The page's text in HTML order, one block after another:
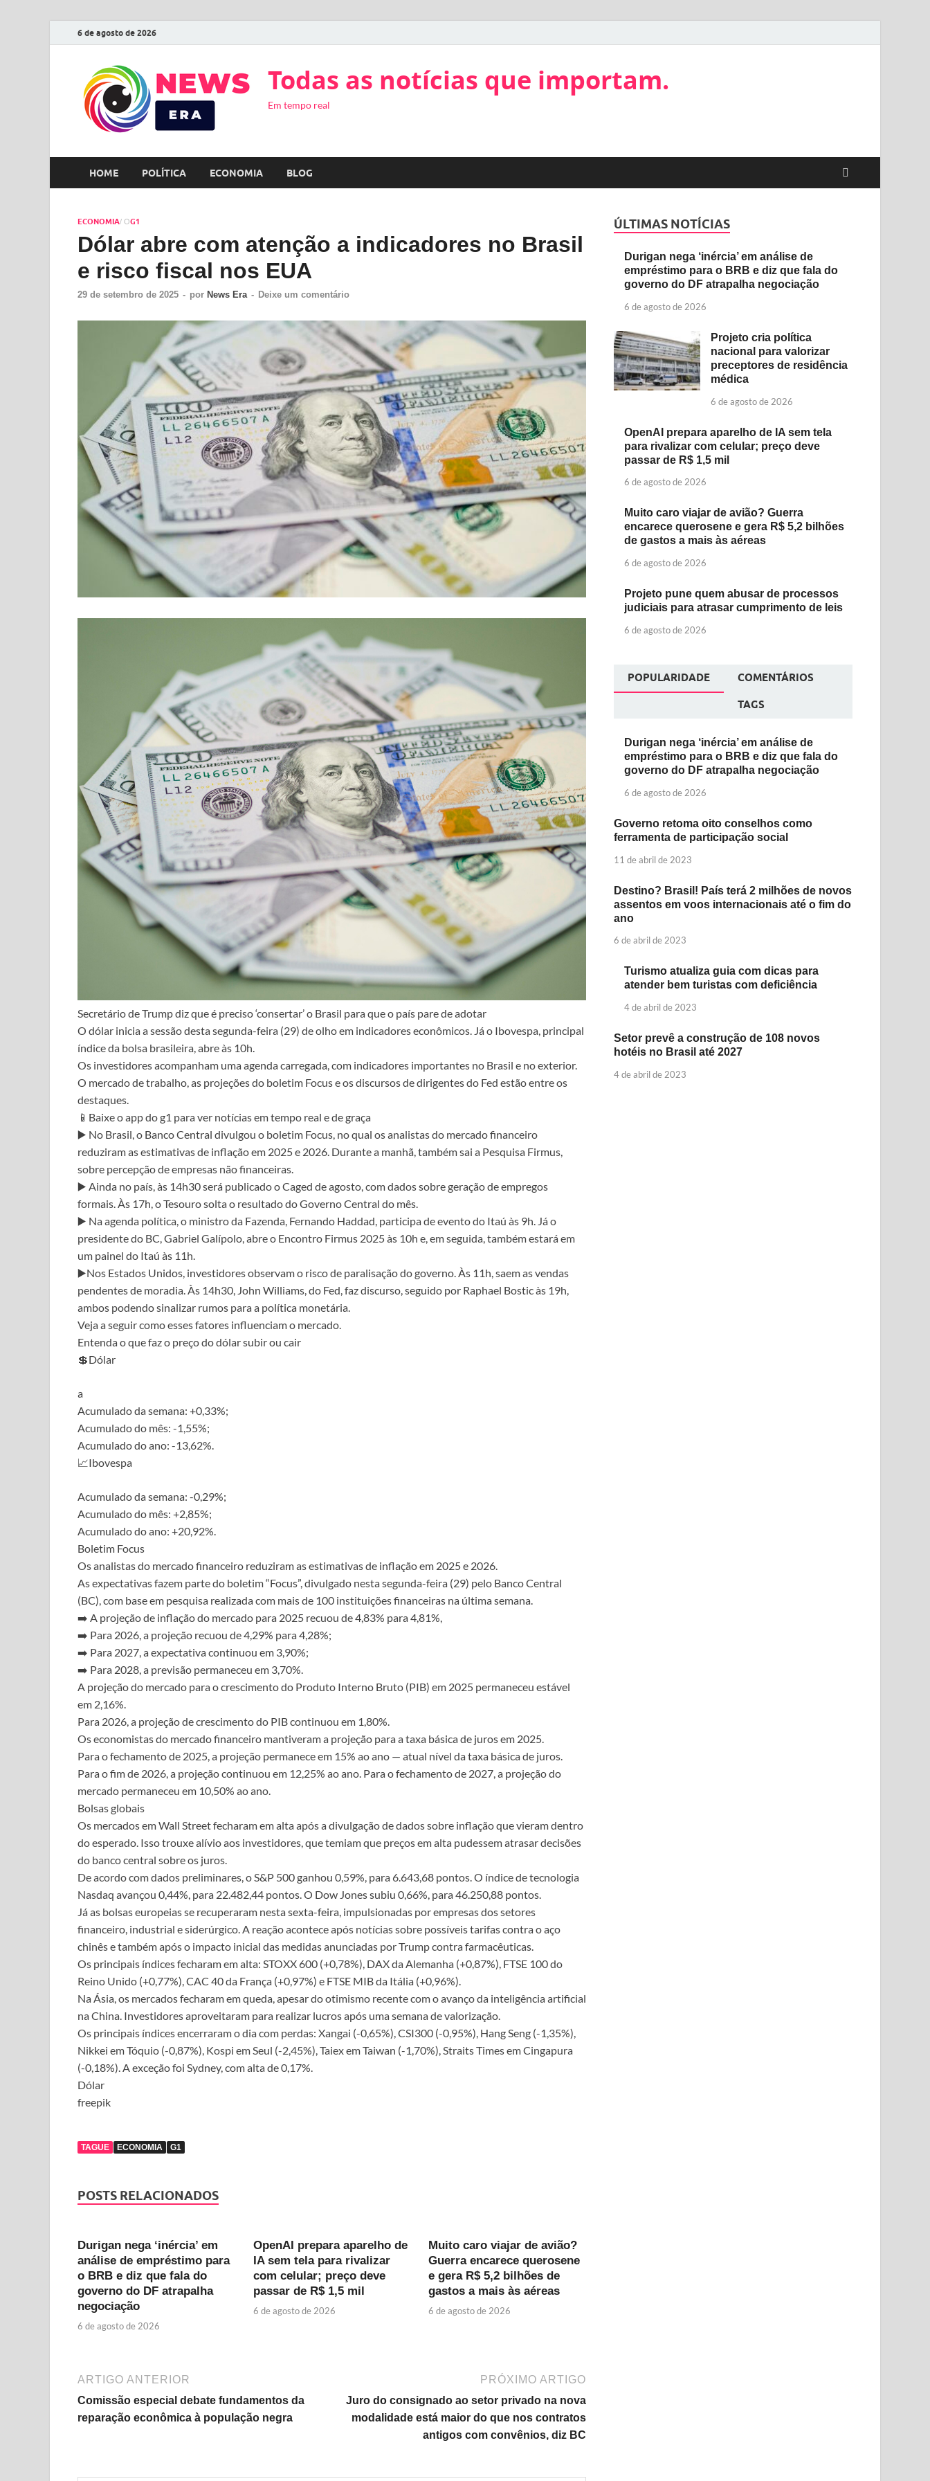
6 de agosto de 2026
Todas as notícias que importam.
Em tempo real
HOME POLÍTICA ECONOMIA BLOG
ECONOMIA/ OG1
Dólar abre com atenção a indicadores no Brasil
e risco fiscal nos EUA
29 de setembro de 2025 - por News Era - Deixe um comentário
Secretário de Trump diz que é preciso ‘consertar’ o Brasil para que o país pare de adotar
O dólar inicia a sessão desta segunda-feira (29) de olho em indicadores econômicos. Já o Ibovespa, principal
índice da bolsa brasileira, abre às 10h.
Os investidores acompanham uma agenda carregada, com indicadores importantes no Brasil e no exterior.
O mercado de trabalho, as projeções do boletim Focus e os discursos de dirigentes do Fed estão entre os
destaques.
📱Baixe o app do g1 para ver notícias em tempo real e de graça
▶️ No Brasil, o Banco Central divulgou o boletim Focus, no qual os analistas do mercado financeiro
reduziram as estimativas de inflação em 2025 e 2026. Durante a manhã, também sai a Pesquisa Firmus,
sobre percepção de empresas não financeiras.
▶️ Ainda no país, às 14h30 será publicado o Caged de agosto, com dados sobre geração de empregos
formais. Às 17h, o Tesouro solta o resultado do Governo Central do mês.
▶️ Na agenda política, o ministro da Fazenda, Fernando Haddad, participa de evento do Itaú às 9h. Já o
presidente do BC, Gabriel Galípolo, abre o Encontro Firmus 2025 às 10h e, em seguida, também estará em
um painel do Itaú às 11h.
▶️Nos Estados Unidos, investidores observam o risco de paralisação do governo. Às 11h, saem as vendas
pendentes de moradia. Às 14h30, John Williams, do Fed, faz discurso, seguido por Raphael Bostic às 19h,
ambos podendo sinalizar rumos para a política monetária.
Veja a seguir como esses fatores influenciam o mercado.
Entenda o que faz o preço do dólar subir ou cair
💲Dólar
a
Acumulado da semana: +0,33%;
Acumulado do mês: -1,55%;
Acumulado do ano: -13,62%.
📈Ibovespa
Acumulado da semana: -0,29%;
Acumulado do mês: +2,85%;
Acumulado do ano: +20,92%.
Boletim Focus
Os analistas do mercado financeiro reduziram as estimativas de inflação em 2025 e 2026.
As expectativas fazem parte do boletim “Focus”, divulgado nesta segunda-feira (29) pelo Banco Central
(BC), com base em pesquisa realizada com mais de 100 instituições financeiras na última semana.
➡️ A projeção de inflação do mercado para 2025 recuou de 4,83% para 4,81%,
➡️ Para 2026, a projeção recuou de 4,29% para 4,28%;
➡️ Para 2027, a expectativa continuou em 3,90%;
➡️ Para 2028, a previsão permaneceu em 3,70%.
A projeção do mercado para o crescimento do Produto Interno Bruto (PIB) em 2025 permaneceu estável
em 2,16%.
Para 2026, a projeção de crescimento do PIB continuou em 1,80%.
Os economistas do mercado financeiro mantiveram a projeção para a taxa básica de juros em 2025.
Para o fechamento de 2025, a projeção permanece em 15% ao ano — atual nível da taxa básica de juros.
Para o fim de 2026, a projeção continuou em 12,25% ao ano. Para o fechamento de 2027, a projeção do
mercado permaneceu em 10,50% ao ano.
Bolsas globais
Os mercados em Wall Street fecharam em alta após a divulgação de dados sobre inflação que vieram dentro
do esperado. Isso trouxe alívio aos investidores, que temiam que preços em alta pudessem atrasar decisões
do banco central sobre os juros.
De acordo com dados preliminares, o S&P 500 ganhou 0,59%, para 6.643,68 pontos. O índice de tecnologia
Nasdaq avançou 0,44%, para 22.482,44 pontos. O Dow Jones subiu 0,66%, para 46.250,88 pontos.
Já as bolsas europeias se recuperaram nesta sexta-feira, impulsionadas por empresas dos setores
financeiro, industrial e siderúrgico. A reação acontece após notícias sobre possíveis tarifas contra o aço
chinês e também após o impacto inicial das medidas anunciadas por Trump contra farmacêuticas.
Os principais índices fecharam em alta: STOXX 600 (+0,78%), DAX da Alemanha (+0,87%), FTSE 100 do
Reino Unido (+0,77%), CAC 40 da França (+0,97%) e FTSE MIB da Itália (+0,96%).
Na Ásia, os mercados fecharam em queda, apesar do otimismo recente com o avanço da inteligência artificial
na China. Investidores aproveitaram para realizar lucros após uma semana de valorização.
Os principais índices encerraram o dia com perdas: Xangai (-0,65%), CSI300 (-0,95%), Hang Seng (-1,35%),
Nikkei em Tóquio (-0,87%), Kospi em Seul (-2,45%), Taiex em Taiwan (-1,70%), Straits Times em Cingapura
(-0,18%). A exceção foi Sydney, com alta de 0,17%.
Dólar
freepik
TAGUE ECONOMIA G1
POSTS RELACIONADOS
Durigan nega ‘inércia’ em
análise de empréstimo para
o BRB e diz que fala do
governo do DF atrapalha
negociação
6 de agosto de 2026
OpenAI prepara aparelho de
IA sem tela para rivalizar
com celular; preço deve
passar de R$ 1,5 mil
6 de agosto de 2026
Muito caro viajar de avião?
Guerra encarece querosene
e gera R$ 5,2 bilhões de
gastos a mais às aéreas
6 de agosto de 2026
ARTIGO ANTERIOR
Comissão especial debate fundamentos da
reparação econômica à população negra
PRÓXIMO ARTIGO
Juro do consignado ao setor privado na nova
modalidade está maior do que nos contratos
antigos com convênios, diz BC
ÚLTIMAS NOTÍCIAS
Durigan nega ‘inércia’ em análise de
empréstimo para o BRB e diz que fala do
governo do DF atrapalha negociação
6 de agosto de 2026
Projeto cria política
nacional para valorizar
preceptores de residência
médica
6 de agosto de 2026
OpenAI prepara aparelho de IA sem tela
para rivalizar com celular; preço deve
passar de R$ 1,5 mil
6 de agosto de 2026
Muito caro viajar de avião? Guerra
encarece querosene e gera R$ 5,2 bilhões
de gastos a mais às aéreas
6 de agosto de 2026
Projeto pune quem abusar de processos
judiciais para atrasar cumprimento de leis
6 de agosto de 2026
POPULARIDADE COMENTÁRIOS
TAGS
Durigan nega ‘inércia’ em análise de
empréstimo para o BRB e diz que fala do
governo do DF atrapalha negociação
6 de agosto de 2026
Governo retoma oito conselhos como
ferramenta de participação social
11 de abril de 2023
Destino? Brasil! País terá 2 milhões de novos
assentos em voos internacionais até o fim do
ano
6 de abril de 2023
Turismo atualiza guia com dicas para
atender bem turistas com deficiência
4 de abril de 2023
Setor prevê a construção de 108 novos
hotéis no Brasil até 2027
4 de abril de 2023